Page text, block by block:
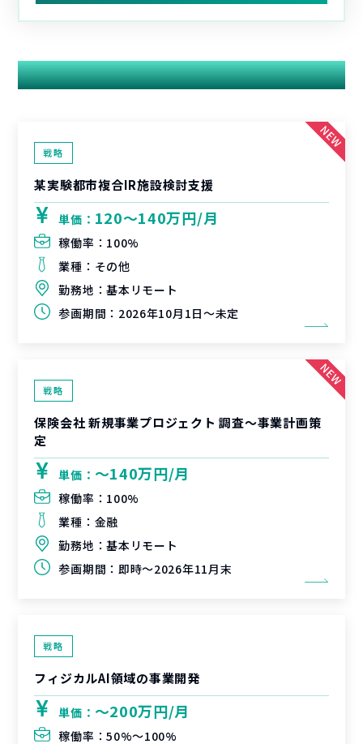
関連する案件
戦略
某実験都市複合IR施設検討支援
単価： 120〜140万円/月
稼働率： 100%
業種： その他
勤務地：基本リモート
参画期間： 2026年10月1日～未定
戦略
保険会社 新規事業プロジェクト 調査〜事業計画策
定
単価： 〜140万円/月
稼働率： 100%
業種： 金融
勤務地：基本リモート
参画期間： 即時～2026年11月末
戦略
フィジカルAI領域の事業開発
単価： 〜200万円/月
稼働率：50%〜100%